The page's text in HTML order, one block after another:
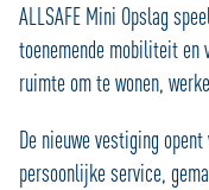
ALLSAFE Mini Opslag
toenemende mobiliteit
ruimte om te wonen,
De nieuwe vestiging
persoonlijke service,